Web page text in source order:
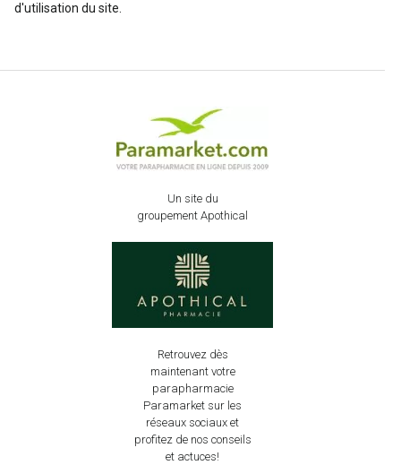
d'utilisation du site.
Un site du
groupement Apothical
Retrouvez dès
maintenant votre
parapharmacie
Paramarket sur les
réseaux sociaux et
profitez de nos conseils
et actuces!